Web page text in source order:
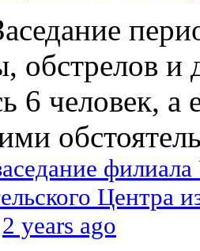
обстрелов и
6 человек, а
Центра
2 years ago